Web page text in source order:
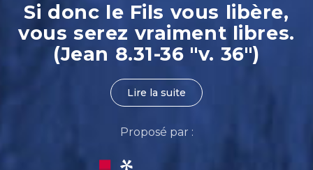
Si donc le Fils vous libère,
vous serez vraiment libres.
(Jean 8.31-36 "v. 36")
Lire la suite
Proposé par :